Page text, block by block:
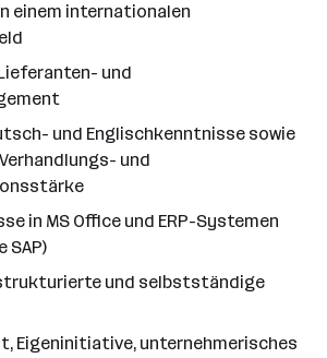
einem internationalen
und
und Englischkenntnisse sowie
und
in MS Office und ERP-Systemen
SAP)
und selbstständige
Eigeninitiative, unternehmerisches